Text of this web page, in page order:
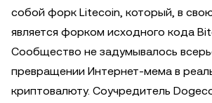
собой форк Litecoin, который, в
является форком исходного кода
Сообщество не задумывалось
превращении Интернет-мема в
криптовалюту. Соучредитель